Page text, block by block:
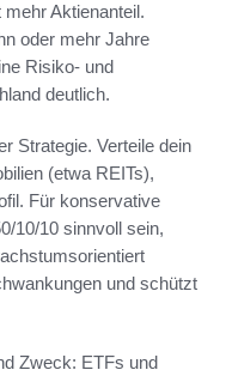
Aktienanteil.
oder mehr Jahre
Risiko- und
deutlich.
Strategie. Verteile dein
(etwa REITs),
Für konservative
10/10 sinnvoll sein,
und schützt
Zweck: ETFs und